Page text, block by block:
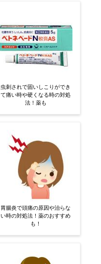
虫刺されで固いしこりができ
て痛い時や硬くなる時の対処
法！薬も
胃腸炎で頭痛の原因や治らな
い時の対処法！薬のおすすめ
も！